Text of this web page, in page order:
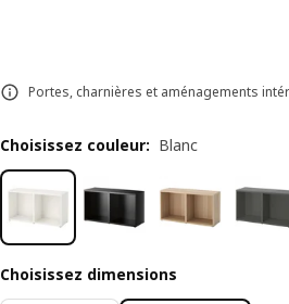
Portes, charnières et aménagements
Choisissez couleur: Blanc
Choisissez dimensions